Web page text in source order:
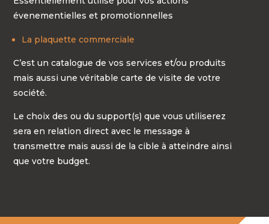
évenementielles et promotionnelles
La plaquette commerciale
C’est un catalogue de vos services et/ou produits
mais aussi une véritable carte de visite de votre
société.
Le choix des ou du support(s) que vous utiliserez
sera en relation direct avec le message à
transmettre mais aussi de la cible à atteindre ainsi
que votre budget.